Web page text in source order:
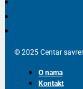
© 2025 Centar
O nama
Kontakt